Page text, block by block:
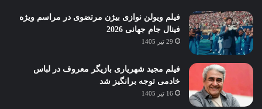
فیلم ویولن نوازی بیژن مرتضوی در مراسم ویژه
فینال جام جهانی 2026
29 تیر 1405
فیلم مجید شهریاری بازیگر معروف در لباس
خادمی توجه برانگیز شد
16 تیر 1405